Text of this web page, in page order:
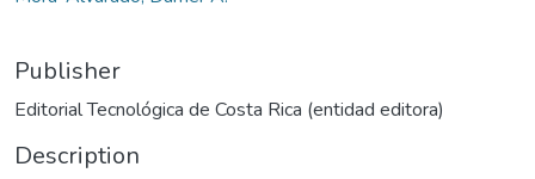
Publisher
Editorial Tecnológica de Costa Rica (entidad editora)
Description